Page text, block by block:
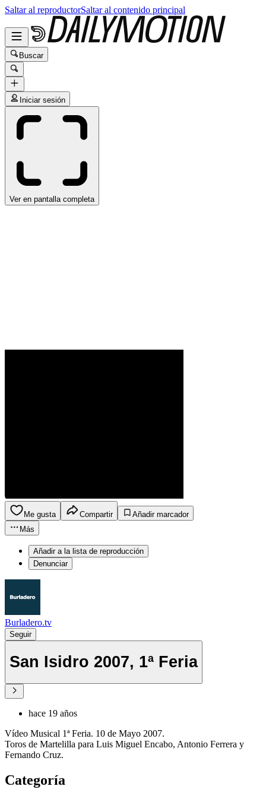
Saltar al reproductorSaltar al contenido principal
Buscar
Iniciar sesión
Ver en pantalla completa
Me gusta Compartir
Añadir marcador
Más
Añadir a la lista de reproducción
Denunciar
Burladero.tv
Seguir
San Isidro 2007, 1ª Feria
hace 19 años
Vídeo Musical 1ª Feria. 10 de Mayo 2007.
Toros de Martelilla para Luis Miguel Encabo, Antonio Ferrera y
Fernando Cruz.
Categoría